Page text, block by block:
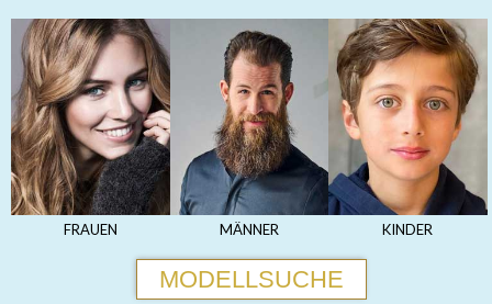
FRAUEN MÄNNER KINDER
MODELLSUCHE